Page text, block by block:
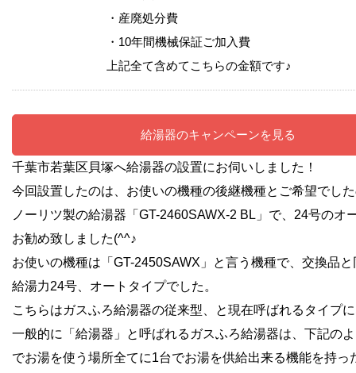
・産廃処分費
・10年間機械保証ご加入費
上記全て含めてこちらの金額です♪
給湯器のキャンペーンを見る
千葉市若葉区貝塚へ給湯器の設置にお伺いしました！
今回設置したのは、お使いの機種の後継機種とご希望でし
ノーリツ製の給湯器「GT-2460SAWX-2 BL」で、24号のオ
お勧め致しました(^^♪
お使いの機種は「GT-2450SAWX」と言う機種で、交換品
給湯力24号、オートタイプでした。
こちらはガスふろ給湯器の従来型、と現在呼ばれるタイプ
一般的に「給湯器」と呼ばれるガスふろ給湯器は、下記の
でお湯を使う場所全てに1台でお湯を供給出来る機能を持っ